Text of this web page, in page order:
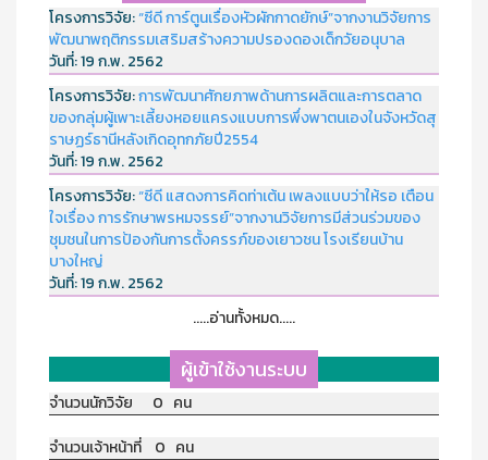
โครงการวิจัย:“ซีดี การ์ตูนเรื่องหัวผักกาดยักษ์”จากงานวิจัยการ
พัฒนาพฤติกรรมเสริมสร้างความปรองดองเด็กวัยอนุบาล
วันที่:19 ก.พ. 2562
โครงการวิจัย:การพัฒนาศักยภาพด้านการผลิตและการตลาด
ของกลุ่มผู้เพาะเลี้ยงหอยแครงแบบการพึ่งพาตนเองในจังหวัดสุ
ราษฏร์ธานีหลังเกิดอุทกภัยปี2554
วันที่:19 ก.พ. 2562
โครงการวิจัย:“ซีดี แสดงการคิดท่าเต้น เพลงแบบว่าให้รอ เตือน
ใจเรื่อง การรักษาพรหมจรรย์”จากงานวิจัยการมีส่วนร่วมของ
ชุมชนในการป้องกันการตั้งครรภ์ของเยาวชน โรงเรียนบ้าน
บางใหญ่
วันที่:19 ก.พ. 2562
.....อ่านทั้งหมด.....
ผู้เข้าใช้งานระบบ
จำนวนนักวิจัย 0 คน
จำนวนเจ้าหน้าที่ 0 คน